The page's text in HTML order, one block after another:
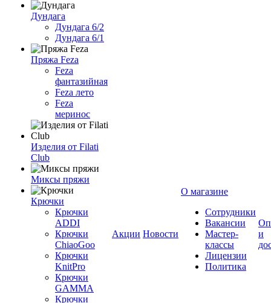
Дундага
Дундага 6/2
Дундага 6/1
Пряжа Feza
Feza
фантазийная
Feza лето
Feza
меринос
Изделия от Filati
Club
Миксы пряжи
Крючки
Крючки
ADDI
Крючки
ChiaoGoo
Крючки
KnitPro
Крючки
GAMMA
Крючки
Акции Новости
О магазине
Сотрудники
Вакансии
Мастер-
классы
Лицензии
Политика
и